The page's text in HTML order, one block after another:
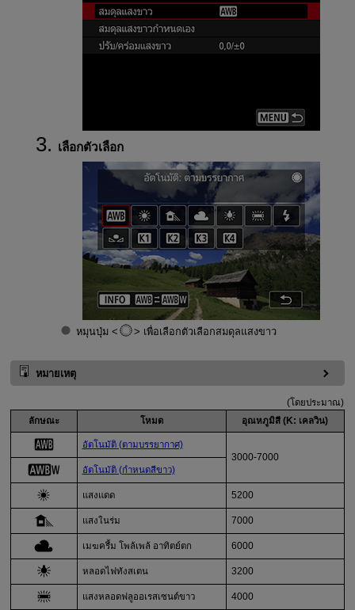
เลือกตัวเลือก
หมุนปุ่ม เพื่อเลือกตัวเลือกสมดุลแสงขาว
หมายเหตุ
(โดยประมาณ)
ลักษณะ
โหมด อุณหภูมิสี (K: เคลวิน)
อัตโนมัติ (ตามบรรยากาศ)
3000-7000
อัตโนมัติ (กำหนดสีขาว)
แสงแดด 5200
แสงในร่ม 7000
เมฆครึ้ม โพล้เพล้ อาทิตย์ตก 6000
หลอดไฟทังสเตน 3200
แสงหลอดฟลูออเรสเซนต์ขาว 4000